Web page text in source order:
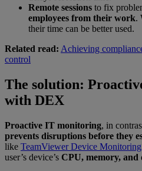
Remote sessions to fix
employees from their work.
their time can be better used.
Related read: Achieving
control
The solution:
with DEX
Proactive IT monitoring, in
prevents disruptions before they
like TeamViewer Device Monitoring
user’s device’s CPU, memory, and